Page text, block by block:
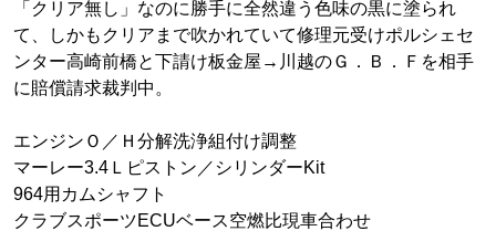
「クリア無し」なのに勝手に全然違う色味の黒に塗られ
て、しかもクリアまで吹かれていて修理元受けポルシェセ
ンター高崎前橋と下請け板金屋→川越のＧ．Ｂ．Ｆを相手
に賠償請求裁判中。
エンジンＯ／Ｈ分解洗浄組付け調整
マーレー3.4Ｌピストン／シリンダーKit
964用カムシャフト
クラブスポーツECUベース空燃比現車合わせ